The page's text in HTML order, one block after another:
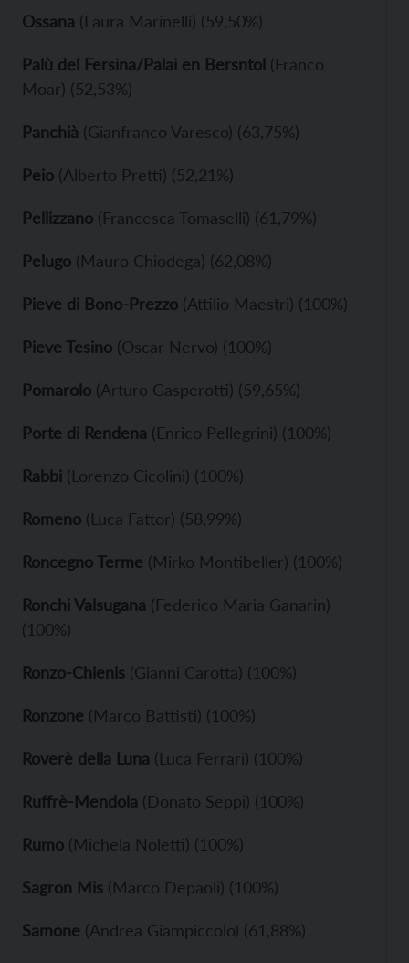
Ossana (Laura Marinelli) (59,50%)
Palù del Fersina/Palai en Bersntol (Franco
Moar) (52,53%)
Panchià (Gianfranco Varesco) (63,75%)
Peio (Alberto Pretti) (52,21%)
Pellizzano (Francesca Tomaselli) (61,79%)
Pelugo (Mauro Chiodega) (62,08%)
Pieve di Bono-Prezzo (Attilio Maestri) (100%)
Pieve Tesino (Oscar Nervo) (100%)
Pomarolo (Arturo Gasperotti) (59,65%)
Porte di Rendena (Enrico Pellegrini) (100%)
Rabbi (Lorenzo Cicolini) (100%)
Romeno (Luca Fattor) (58,99%)
Roncegno Terme (Mirko Montibeller) (100%)
Ronchi Valsugana (Federico Maria Ganarin)
(100%)
Ronzo-Chienis (Gianni Carotta) (100%)
Ronzone (Marco Battisti) (100%)
Roverè della Luna (Luca Ferrari) (100%)
Ruffrè-Mendola (Donato Seppi) (100%)
Rumo (Michela Noletti) (100%)
Sagron Mis (Marco Depaoli) (100%)
Samone (Andrea Giampiccolo) (61,88%)